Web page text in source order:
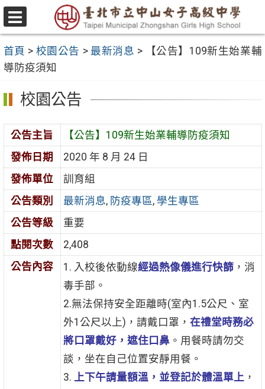
跳
至
要
內
容
區
選
單
首頁 > 校園公告 > 最新消息 >
【公告】109新生始業輔
導防疫須知
校園公告
公告主旨
【公告】109新生始業輔導防疫須知
發佈日期
2020 年 8 月 24 日
發佈單位
訓育組
公告類別
最新消息, 防疫專區, 學生專區
公告等級
重要
點閱次數
2,408
公告內容
1. 入校後依動線經過熱像儀進行快篩，消
毒手部。
2.無法保持安全距離時(室內1.5公尺、室
外1公尺以上)，請戴口罩， 在禮堂時務必
將口罩戴好，遮住口鼻。用餐時請勿交
談，坐在自己位置安靜用餐。
3. 上下午請量額溫，並登記於體溫單上，